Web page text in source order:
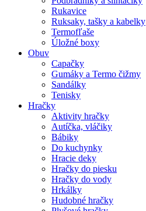
Rukavice
Ruksaky, tašky a kabelky
Termofľaše
Úložné boxy
Obuv
Capačky
Gumáky a Termo čižmy
Sandálky
Tenisky
Hračky
Aktivity hračky
Autíčka, vláčiky
Bábiky
Do kuchynky
Hracie deky
Hračky do piesku
Hračky do vody
Hrkálky
Hudobné hračky